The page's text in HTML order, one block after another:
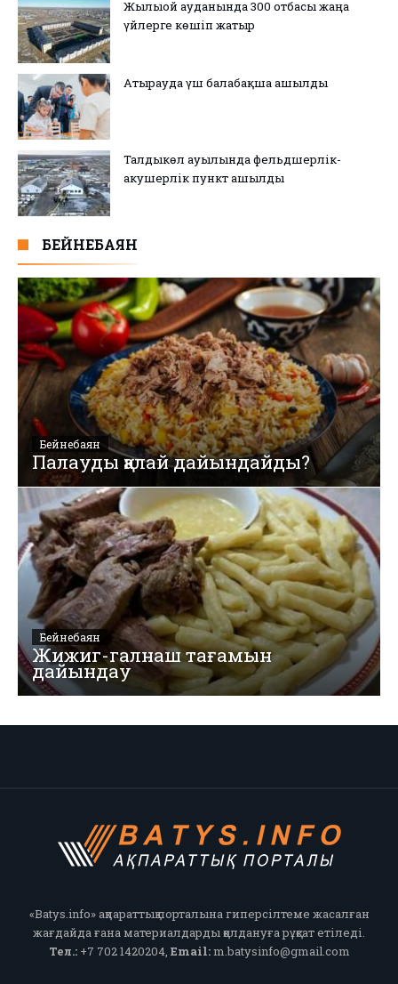
Жылыой ауданында 300 отбасы жаңа
үйлерге көшіп жатыр
Атырауда үш балабақша ашылды
Талдыкөл ауылында фельдшерлік-
акушерлік пункт ашылды
БЕЙНЕБАЯН
Бейнебаян
Палауды қалай дайындайды?
Бейнебаян
Жижиг-галнаш тағамын
дайындау
«Batys.info» ақпараттық порталына гиперсілтеме жасалған
жағдайда ғана материалдарды қолдануға рұқсат етіледі.
Тел.:+7 702 1420204, Email:m.batysinfo@gmail.com